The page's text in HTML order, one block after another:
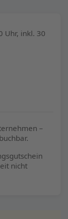
Uhr, inkl. 30
–
nicht